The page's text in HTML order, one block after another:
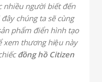
nhiều người biết đến
chúng ta sẽ cùng
phẩm điển hình tạo
xem thương hiệu này
đồng hồ Citizen